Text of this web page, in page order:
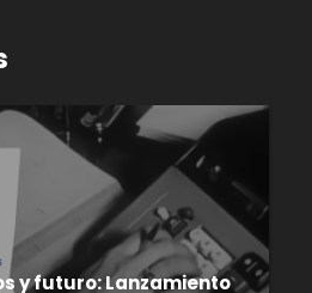
y futuro: Lanzamiento